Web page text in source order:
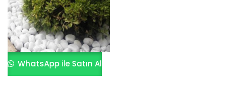
WhatsApp ile Satın Al